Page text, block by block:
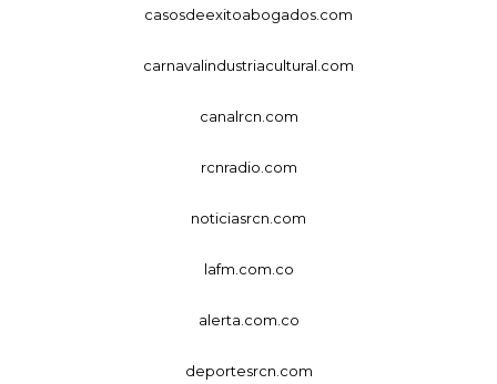
casosdeexitoabogados.com
carnavalindustriacultural.com
canalrcn.com
rcnradio.com
noticiasrcn.com
lafm.com.co
alerta.com.co
deportesrcn.com